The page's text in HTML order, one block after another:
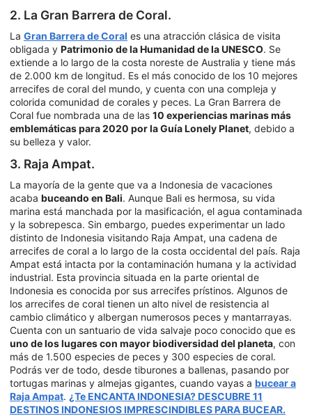
2. La Gran Barrera de Coral.
La Gran Barrera de Coral es una atracción clásica de visita
obligada y Patrimonio de la Humanidad de la UNESCO. Se
extiende a lo largo de la costa noreste de Australia y tiene más
de 2.000 km de longitud. Es el más conocido de los 10 mejores
arrecifes de coral del mundo, y cuenta con una compleja y
colorida comunidad de corales y peces. La Gran Barrera de
Coral fue nombrada una de las 10 experiencias marinas más
emblemáticas para 2020 por la Guía Lonely Planet, debido a
su belleza y valor.
3. Raja Ampat.
La mayoría de la gente que va a Indonesia de vacaciones
acaba buceando en Bali. Aunque Bali es hermosa, su vida
marina está manchada por la masificación, el agua contaminada
y la sobrepesca. Sin embargo, puedes experimentar un lado
distinto de Indonesia visitando Raja Ampat, una cadena de
arrecifes de coral a lo largo de la costa occidental del país. Raja
Ampat está intacta por la contaminación humana y la actividad
industrial. Esta provincia situada en la parte oriental de
Indonesia es conocida por sus arrecifes prístinos. Algunos de
los arrecifes de coral tienen un alto nivel de resistencia al
cambio climático y albergan numerosos peces y mantarrayas.
Cuenta con un santuario de vida salvaje poco conocido que es
uno de los lugares con mayor biodiversidad del planeta, con
más de 1.500 especies de peces y 300 especies de coral.
Podrás ver de todo, desde tiburones a ballenas, pasando por
tortugas marinas y almejas gigantes, cuando vayas a bucear a
Raja Ampat. ¿Te ENCANTA INDONESIA? DESCUBRE 11
DESTINOS INDONESIOS IMPRESCINDIBLES PARA BUCEAR.